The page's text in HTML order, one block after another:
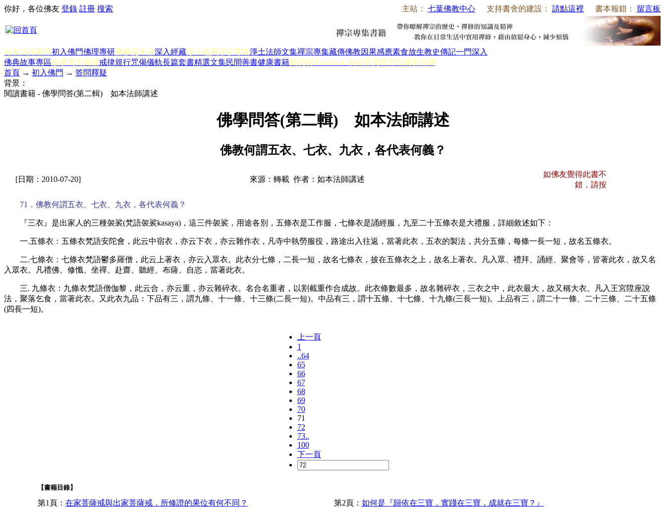
主站： 七葉佛教中心 支持書舍的建設： 請點這裡 書本報錯： 留言板
你好，各位佛友 登錄 註冊 搜索
知名法師著作初入佛門佛理專研佛教徒生活深入經藏淨土經典淨宗專集淨土法師文集禪宗專集藏傳佛教因果感應素食放生教史傳記一門深入
佛典故事專區故事寓言書籍戒律規行咒偈儀軌長篇套書精選文集民間善書健康書籍我們的 Facebook 粉絲群贊助方式戒邪淫網
首頁 → 初入佛門 → 答問釋疑
背景：
閱讀書籍 - 佛學問答(第二輯) 如本法師講述
佛學問答(第二輯) 如本法師講述
佛教何謂五衣、七衣、九衣，各代表何義？
[日期：2010-07-20] 來源：轉載 作者：如本法師講述
如佛友覺得此書不
錯，請按
71．佛教何謂五衣、七衣、九衣，各代表何義？
『三衣』是出家人的三種袈裟(梵語袈裟kasaya)，這三件袈裟，用途各別，五條衣是工作服，七條衣是誦經服，九至二十五條衣是大禮服，詳細敘述如下：
一.五條衣：五條衣梵語安陀會，此云中宿衣，亦云下衣，亦云雜作衣，凡寺中執勞服役，路途出入往返，當著此衣，五衣的製法，共分五條，每條一長一短，故名五條衣。
二.七條衣：七條衣梵語鬱多羅僧，此云上著衣，亦云入眾衣。此衣分七條，二長一短，故名七條衣，披在五條衣之上，故名上著衣。凡入眾、禮拜、誦經、聚會等，皆著此衣，故又名
入眾衣。凡禮佛、修懺、坐禪、赴齋、聽經、布薩、自恣，當著此衣。
三. 九條衣：九條衣梵語僧伽黎，此云合，亦云重，亦云雜碎衣。名合名重者，以割截重作合成故。此衣條數最多，故名雜碎衣，三衣之中，此衣最大，故又稱大衣。凡入王宮陞座說
法，聚落乞食，當著此衣。又此衣九品：下品有三，謂九條、十一條、十三條(二長一短)。中品有三，謂十五條、十七條、十九條(三長一短)。上品有三，謂二十一條、二十三條、二十五條
(四長一短)。
上一頁
1
..64
65
66
67
68
69
70
71
72
73..
100
下一頁
【書籍目錄】
第1頁： 在家菩薩戒與出家菩薩戒，所修證的果位有何不同？ 第2頁： 如何是『歸依在三寶，實踐在三寶，成就在三寶？』